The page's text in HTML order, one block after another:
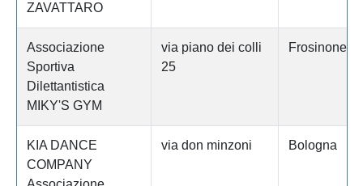
ZAVATTARO
Associazione
Sportiva
Dilettantistica
MIKY'S GYM
via piano dei colli
25
Frosinone
KIA DANCE
COMPANY
via don minzoni Bologna